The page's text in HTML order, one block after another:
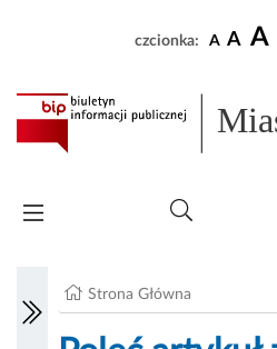
czcionka: A A A
Strona Główna